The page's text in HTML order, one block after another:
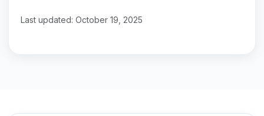
Last updated: October 19, 2025